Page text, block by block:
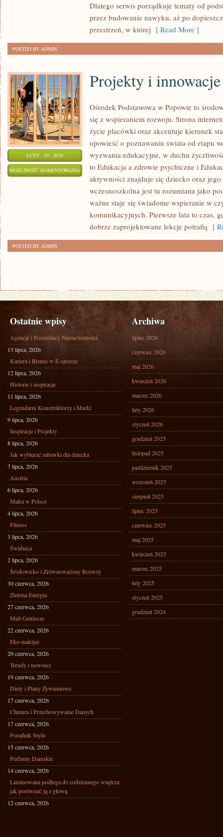
ZDROWIE
Dlatego serwis porządkuje tematy od
przez budowanie nawyku, aż po
przestrzeń, w której [ Read More ]
POSTED BY ADMIN
LUTY - 10 - 2026
MOŻLIWOŚĆ KOMENTOWANIA PROJEKTY
INNOWACJE
Projekty i innowacje
Ośrodek Podstawowa w Popowie to
się z wspieraniem rozwoju. Strona
życie placówki oraz akcentuje kierunek
opowieść o poznawaniu świata od etapu
wyzwania edukacyjne, w duchu
to Edukacja a zdrowie psychiczne i
aktywności znajduje się dziecko oraz
wczesnoszkolna jest tu rozumiana jako
ważne staje się świadome wspieranie w
komunikacyjnych. Pierwsze lata to czas,
dobrze zaprojektowane lekcje potrafią [
POSTED BY ADMIN
Ostatnie wpisy
Agencje i Pośrednicy Nieruchomości
13 lipca, 2026
Kariera i Biznes w E-sporcie
12 lipca, 2026
Historie i inspiracje
11 lipca, 2026
Legendarni Konstruktorzy i Marki
9 lipca, 2026
Inspiracje i Projekty
8 lipca, 2026
Jak wybierać zabawki dla dziecka
7 lipca, 2026
Austria
6 lipca, 2026
Mafia w Polsce
4 lipca, 2026
Fitness
3 lipca, 2026
Świdnica
2 lipca, 2026
Środowisko i Zrównoważony Rozwój
30 czerwca, 2026
Zielona Energia
27 czerwca, 2026
Mali Geniusze
22 czerwca, 2026
Eko-makijaż
20 czerwca, 2026
Trendy i nowości
19 czerwca, 2026
Diety i Plany Żywieniowe
17 czerwca, 2026
Chmura i Przechowywanie Danych
17 czerwca, 2026
Poradnik Stylu
15 czerwca, 2026
Perfumy Damskie
14 czerwca, 2026
Laminowana podłoga do codziennego wnętrza:
jak porównać ją z głową
12 czerwca, 2026
Archiwa
lipiec 2026
czerwiec 2026
maj 2026
kwiecień 2026
marzec 2026
luty 2026
styczeń 2026
grudzień 2025
listopad 2025
październik 2025
wrzesień 2025
sierpień 2025
lipiec 2025
czerwiec 2025
maj 2025
kwiecień 2025
marzec 2025
luty 2025
styczeń 2025
grudzień 2024